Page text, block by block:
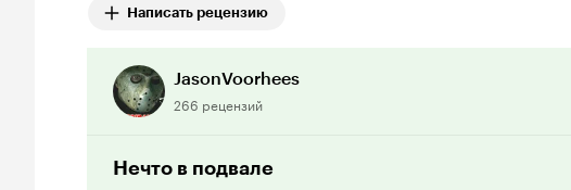
Написать рецензию
JasonVoorhees
266 рецензий
Нечто в подвале